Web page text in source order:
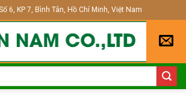
6, KP 7, Bình Tân, Hồ Chí Minh, Việt Nam